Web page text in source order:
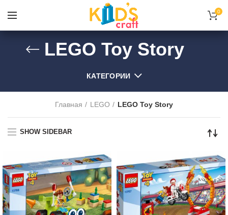
0
LEGO Toy Story
КАТЕГОРИИ
Главная LEGO LEGO Toy Story
SHOW SIDEBAR